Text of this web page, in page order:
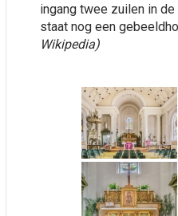
ingang twee zuilen in
staat nog een
Wikipedia)